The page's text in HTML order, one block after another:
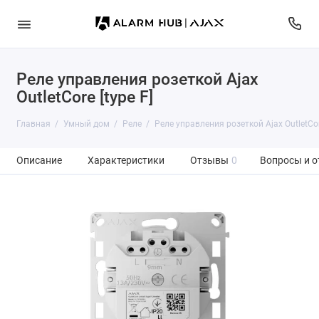
Реле управления розеткой Ajax
OutletCore [type F]
Главная Умный дом Реле Реле управления розеткой Ajax
Описание Характеристики Отзывы 0 Вопросы и